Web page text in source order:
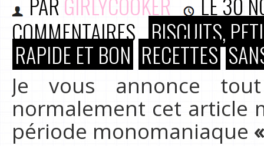
COMMENTAIRES BISCUITS,
RAPIDE ET BON RECETTES
Je vous annonce
normalement cet article
période monomaniaque